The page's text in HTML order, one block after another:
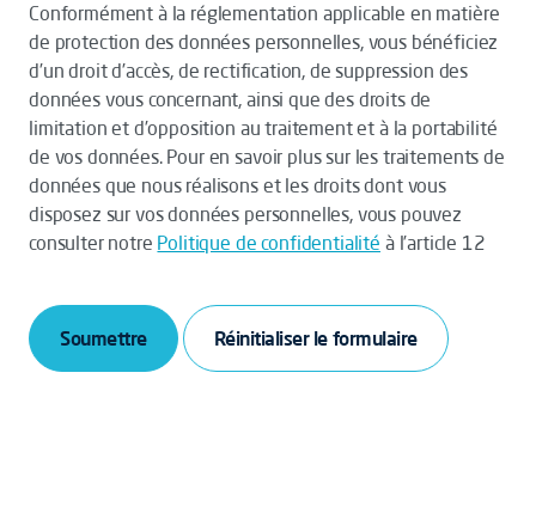
Conformément à la réglementation applicable en matière
de protection des données personnelles, vous bénéficiez
d’un droit d’accès, de rectification, de suppression des
données vous concernant, ainsi que des droits de
limitation et d’opposition au traitement et à la portabilité
de vos données. Pour en savoir plus sur les traitements de
données que nous réalisons et les droits dont vous
disposez sur vos données personnelles, vous pouvez
consulter notre Politique de confidentialité à l’article 12
Soumettre